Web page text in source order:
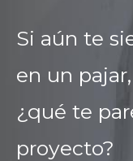
Si aún te
en un pajar,
¿qué te
proyecto?